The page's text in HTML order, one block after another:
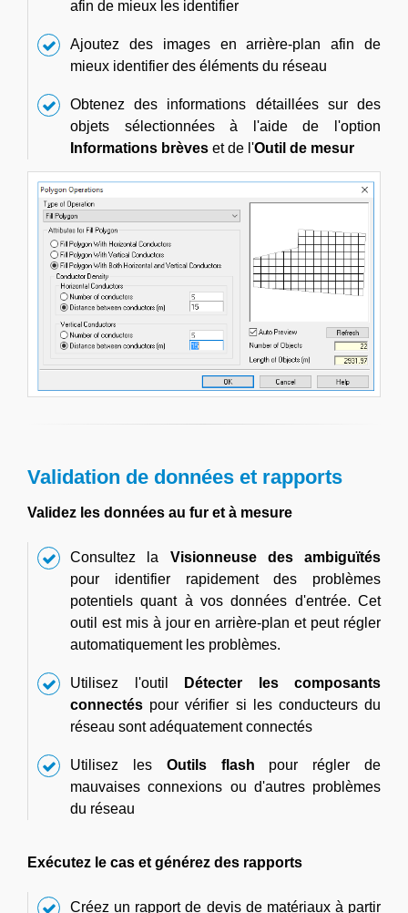
afin de mieux les identifier
Ajoutez des images en arrière-plan afin de
mieux identifier des éléments du réseau
Obtenez des informations détaillées sur des
objets sélectionnées à l'aide de l'option
Informations brèves et de l'Outil de mesur
Validation de données et rapports
Validez les données au fur et à mesure
Consultez la Visionneuse des ambiguïtés
pour identifier rapidement des problèmes
potentiels quant à vos données d'entrée. Cet
outil est mis à jour en arrière-plan et peut régler
automatiquement les problèmes.
Utilisez l'outil
Détecter les composants
connectés pour vérifier si les conducteurs du
réseau sont adéquatement connectés
Utilisez les Outils flash pour régler de
mauvaises connexions ou d'autres problèmes
du réseau
Exécutez le cas et générez des rapports
Créez un rapport de devis de matériaux à partir